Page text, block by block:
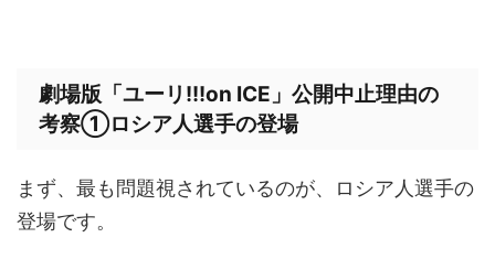
劇場版「ユーリ!!!on ICE」公開中止理由の
考察①ロシア人選手の登場
まず、最も問題視されているのが、ロシア人選手の
登場です。